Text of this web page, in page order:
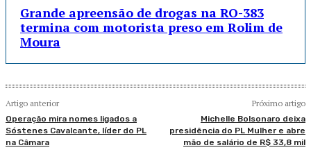
Grande apreensão de drogas na RO-383
termina com motorista preso em Rolim de
Moura
Artigo anterior
Operação mira nomes ligados a
Sóstenes Cavalcante, líder do PL
na Câmara
Próximo artigo
Michelle Bolsonaro deixa
presidência do PL Mulher e abre
mão de salário de R$ 33,8 mil